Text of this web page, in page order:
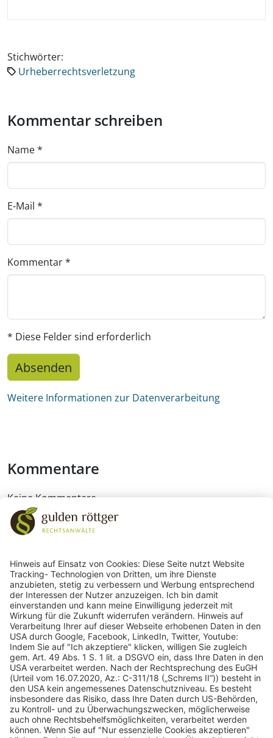
Stichwörter:
Urheberrechtsverletzung
Kommentar schreiben
Name*
E-Mail *
Kommentar*
* Diese Felder sind erforderlich
Absenden
Weitere Informationen zur Datenverarbeitung
Kommentare
Keine Kommentare
gulden röttger rechtsanwälte
gulden röttger rechtsanwälte
Jean-Pierre-Jungels-Str.10
55126 Mainz
06131 240950
anfrage@ggr-law.com